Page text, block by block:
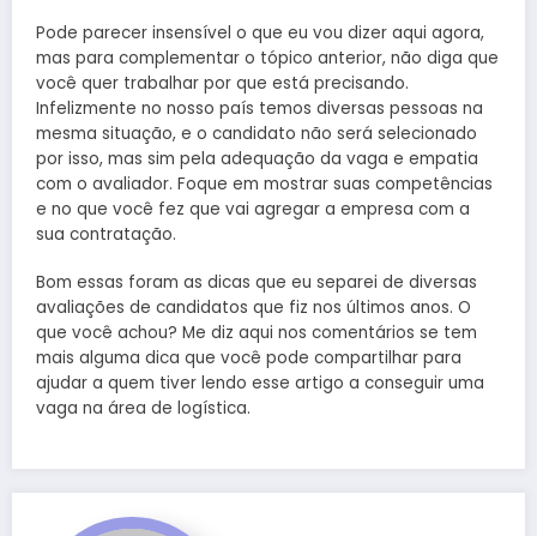
Pode parecer insensível o que eu vou dizer aqui agora,
mas para complementar o tópico anterior, não diga que
você quer trabalhar por que está precisando.
Infelizmente no nosso país temos diversas pessoas na
mesma situação, e o candidato não será selecionado
por isso, mas sim pela adequação da vaga e empatia
com o avaliador. Foque em mostrar suas competências
e no que você fez que vai agregar a empresa com a
sua contratação.
Bom essas foram as dicas que eu separei de diversas
avaliações de candidatos que fiz nos últimos anos. O
que você achou? Me diz aqui nos comentários se tem
mais alguma dica que você pode compartilhar para
ajudar a quem tiver lendo esse artigo a conseguir uma
vaga na área de logística.